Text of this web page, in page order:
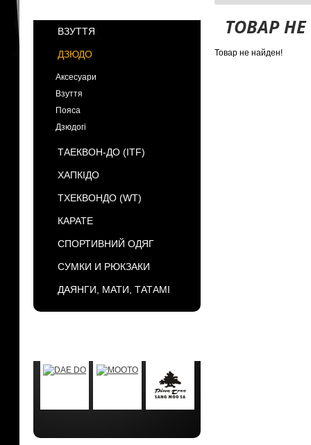
ВЗУТТЯ
ДЗЮДО
Аксесуари
Взуття
Пояса
Дзюдогі
ТАЕКВОН-ДО (ІТF)
ХАПКІДО
ТХЕКВОНДО (WT)
КАРАТЕ
СПОРТИВНИЙ ОДЯГ
СУМКИ И РЮКЗАКИ
ДАЯНГИ, МАТИ, ТАТАМІ
ТОВАР
Товар не найден!